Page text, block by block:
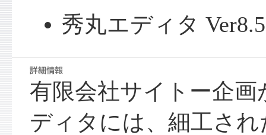
秀丸エディタ
有限会社サイトー企
ディタには、細工され